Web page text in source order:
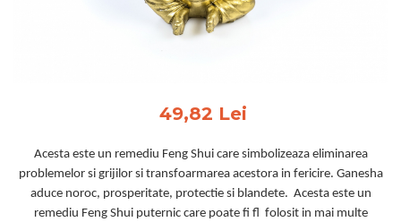
Felicitari din lemn
Felicitari pentru cei dragi
Felicitari cu model
49,82 Lei
Acesta este un remediu Feng Shui care simbolizeaza eliminarea
problemelor si grijilor si transfoarmarea acestora in fericire. Ganesha
aduce noroc, prosperitate, protectie si blandete. Acesta este un
remediu Feng Shui puternic care poate fi fl folosit in mai multe